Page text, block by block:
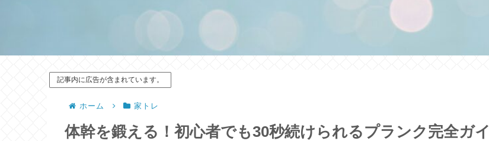
記事内に広告が含まれています。
ホーム 家トレ
体幹を鍛える！初心者でも30秒続けられるプランク完全ガイ